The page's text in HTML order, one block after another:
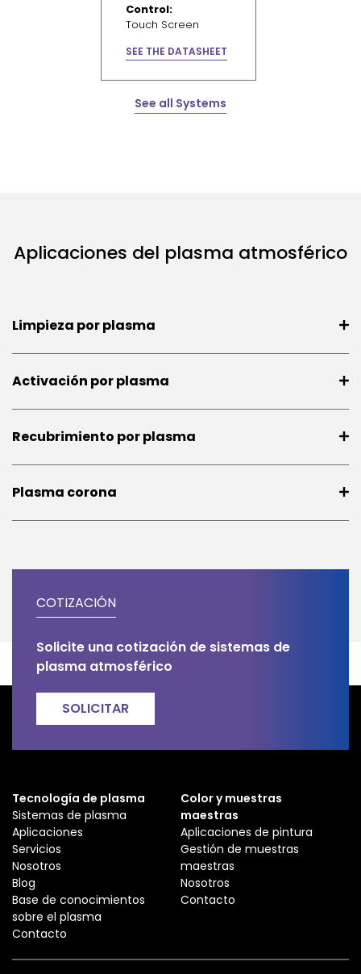
Control:
Touch Screen
SEE THE DATASHEET
See all Systems
Aplicaciones del plasma atmosférico
Limpieza por plasma
Activación por plasma
Recubrimiento por plasma
Plasma corona
COTIZACIÓN
Solicite una cotización de sistemas de
plasma atmosférico
SOLICITAR
Tecnología de plasma
Sistemas de plasma
Aplicaciones
Servicios
Nosotros
Blog
Base de conocimientos
sobre el plasma
Contacto
Color y muestras
maestras
Aplicaciones de pintura
Gestión de muestras
maestras
Nosotros
Contacto